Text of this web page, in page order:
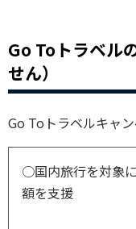
Go Toトラベル
せん）
Go Toトラベルキャ
○国内旅行を対象
額を支援